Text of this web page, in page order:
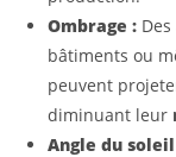
Ombrage :
bâtiments ou
peuvent
diminuant leur
Angle du